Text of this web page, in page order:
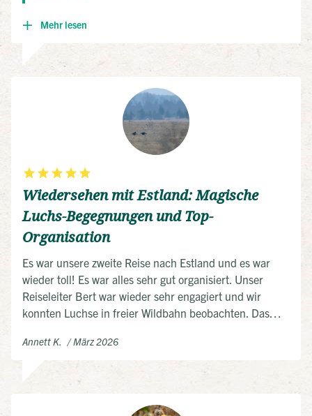
Mehr lesen
Wiedersehen mit Estland: Magische
Luchs-Begegnungen und Top-
Organisation
Es war unsere zweite Reise nach Estland und es war
wieder toll! Es war alles sehr gut organisiert. Unser
Reiseleiter Bert war wieder sehr engagiert und wir
konnten Luchse in freier Wildbahn beobachten. Das
Hotels waren sehr gut ausgesucht und vegane/veggie
Küche war kein Problen. Besonders begeistert waren
wir vom Matsalu Nationalpark. Estland ist immer eine
Reise wert, es ist sicher nicht unser letzter Besuch
Annett K. März 2026